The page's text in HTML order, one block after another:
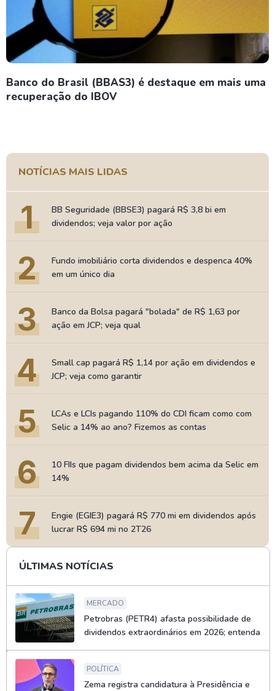
Banco do Brasil (BBAS3) é destaque em mais uma
recuperação do IBOV
NOTÍCIAS MAIS LIDAS
1
BB Seguridade (BBSE3) pagará R$ 3,8 bi em
dividendos; veja valor por ação
2
Fundo imobiliário corta dividendos e despenca 40%
em um único dia
3
Banco da Bolsa pagará "bolada" de R$ 1,63 por
ação em JCP; veja qual
4
Small cap pagará R$ 1,14 por ação em dividendos e
JCP; veja como garantir
5
LCAs e LCIs pagando 110% do CDI ficam como com
Selic a 14% ao ano? Fizemos as contas
6
10 FIIs que pagam dividendos bem acima da Selic em
14%
7
Engie (EGIE3) pagará R$ 770 mi em dividendos após
lucrar R$ 694 mi no 2T26
ÚLTIMAS NOTÍCIAS
MERCADO
Petrobras (PETR4) afasta possibilidade de
dividendos extraordinários em 2026; entenda
POLÍTICA
Zema registra candidatura à Presidência e